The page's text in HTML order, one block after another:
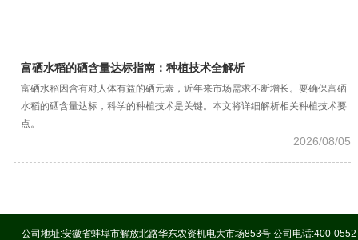
富硒水稻的硒含量达标指南：种植技术全解析
富硒水稻因含有对人体有益的硒元素，近年来市场需求不断增长。要确保富硒
水稻的硒含量达标，科学的种植技术是关键。本文将详细解析相关种植技术要
点。
2026/08/05
公司地址:安徽省蚌埠市解放北路华东农资机电大市场853号 公司电话:400-